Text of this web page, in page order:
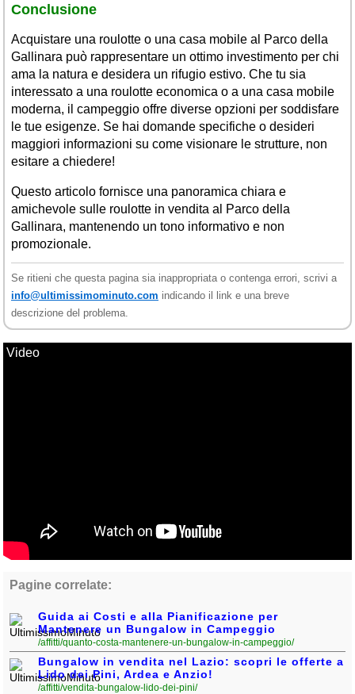
Conclusione
Acquistare una roulotte o una casa mobile al Parco della
Gallinara può rappresentare un ottimo investimento per chi
ama la natura e desidera un rifugio estivo. Che tu sia
interessato a una roulotte economica o a una casa mobile
moderna, il campeggio offre diverse opzioni per soddisfare
le tue esigenze. Se hai domande specifiche o desideri
maggiori informazioni su come visionare le strutture, non
esitare a chiedere!
Questo articolo fornisce una panoramica chiara e
amichevole sulle roulotte in vendita al Parco della
Gallinara, mantenendo un tono informativo e non
promozionale.
Se ritieni che questa pagina sia inappropriata o contenga errori, scrivi a
info@ultimissimominuto.com indicando il link e una breve
descrizione del problema.
Video
Pagine correlate:
Guida ai Costi e alla Pianificazione per
Mantenere un Bungalow in Campeggio
/affitti/quanto-costa-mantenere-un-bungalow-in-campeggio/
Bungalow in vendita nel Lazio: scopri le offerte a
Lido dei Pini, Ardea e Anzio!
/affitti/vendita-bungalow-lido-dei-pini/